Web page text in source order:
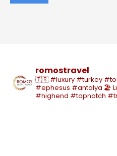
romostravel
🇹🇷 #luxury #turkey
#ephesus #antalya 🏖️
#highend #topnotch